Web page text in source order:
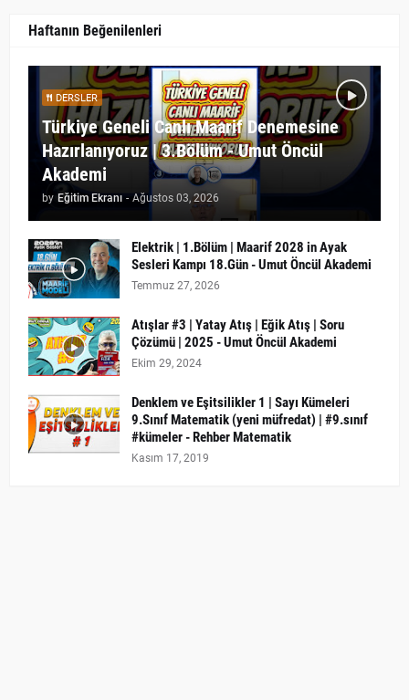
Haftanın Beğenilenleri
DERSLER
Türkiye Geneli Canlı Maarif Denemesine
Hazırlanıyoruz | 3.Bölüm - Umut Öncül
Akademi
by Eğitim Ekranı - Ağustos 03, 2026
Elektrik | 1.Bölüm | Maarif 2028 in Ayak
Sesleri Kampı 18.Gün - Umut Öncül Akademi
Temmuz 27, 2026
Atışlar #3 | Yatay Atış | Eğik Atış | Soru
Çözümü | 2025 - Umut Öncül Akademi
Ekim 29, 2024
Denklem ve Eşitsilikler 1 | Sayı Kümeleri
9.Sınıf Matematik (yeni müfredat) | #9.sınıf
#kümeler - Rehber Matematik
Kasım 17, 2019